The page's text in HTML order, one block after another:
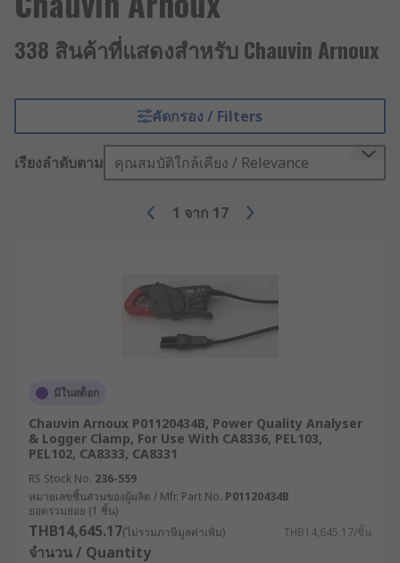
338 สินค้าที่แสดงสำหรับ Chauvin Arnoux
คัดกรอง / Filters
เรียงลำดับตาม คุณสมบัติใกล้เคียง / Relevance
1 จาก 17
มีในสต็อก
Chauvin Arnoux P01120434B, Power Quality Analyser
& Logger Clamp, For Use With CA8336, PEL103,
PEL102, CA8333, CA8331
RS Stock No. 236-559
หมายเลขชิ้นส่วนของผู้ผลิต / Mfr. Part No. P01120434B
ยอดรวมย่อย (1 ชิ้น)
THB14,645.17(ไม่รวมภาษีมูลค่าเพิ่ม) THB14,645.17/ชิ้น
จำนวน / Quantity